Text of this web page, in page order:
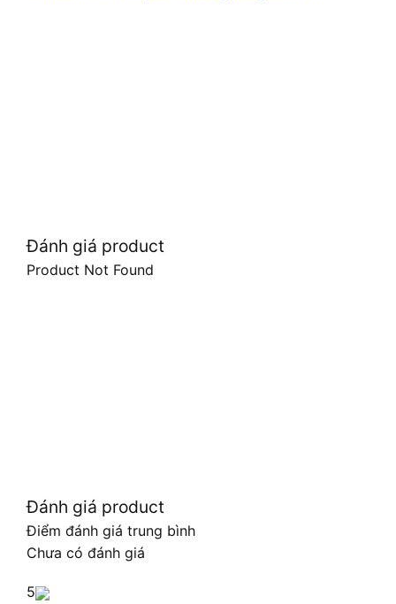
Đánh giá product
Product Not Found
Đánh giá product
Điểm đánh giá trung bình
Chưa có đánh giá
5